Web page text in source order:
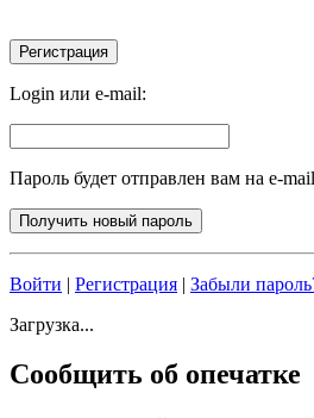
Login или e-mail:
Пароль будет отправлен вам на e-
Войти | Регистрация | Забыли
Загрузка...
Сообщить об опечатке